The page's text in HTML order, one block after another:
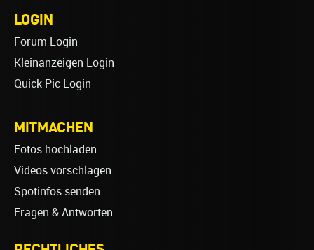
LOGIN
Forum Login
Kleinanzeigen Login
Quick Pic Login
MITMACHEN
Fotos hochladen
Videos vorschlagen
Spotinfos senden
Fragen & Antworten